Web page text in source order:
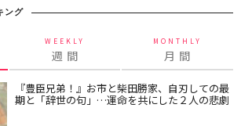
ング
WEEKLY
週 間
MONTHLY
月 間
『豊臣兄弟！』お市と柴田勝家、自刃しての最
期と「辞世の句」…運命を共にした２人の悲劇